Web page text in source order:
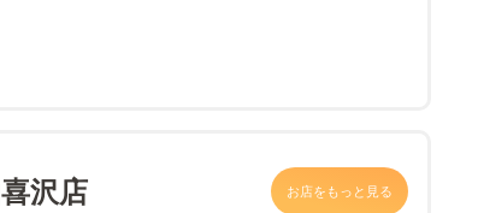
沢店 お店をもっと見る